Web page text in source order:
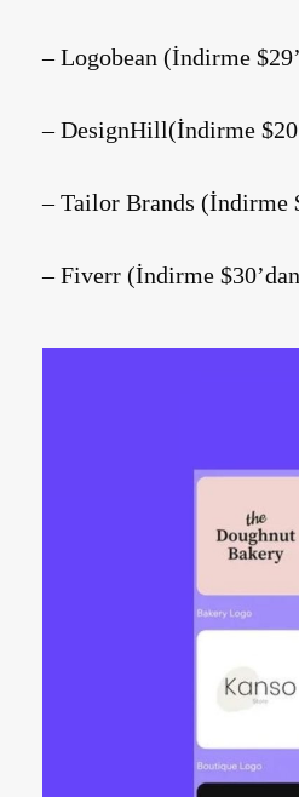
– Logobean (İndirme
– DesignHill(İndirme
– Tailor Brands (İndirme
– Fiverr (İndirme